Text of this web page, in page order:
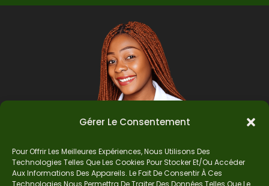
Gérer Le Consentement
Pour Offrir Les Meilleures Expériences, Nous Utilisons Des
Technologies Telles Que Les Cookies Pour Stocker Et/ou Accéder
Aux Informations Des Appareils. Le Fait De Consentir À Ces
Technologies Nous Permettra De Traiter Des Données Telles Que Le
Auteur